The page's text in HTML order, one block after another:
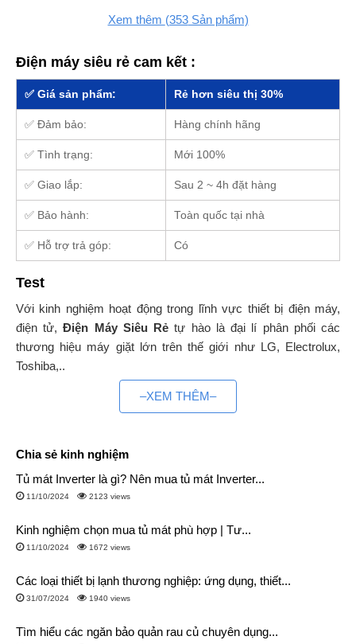
Xem thêm (353Sản phẩm)
Điện máy siêu rẻ cam kết :
✅ Giá sản phẩm: Rẻ hơn siêu thị 30%
✅ Đảm bảo: Hàng chính hãng
✅ Tình trạng: Mới 100%
✅ Giao lắp: Sau 2 ~ 4h đặt hàng
✅ Bảo hành: Toàn quốc tại nhà
✅ Hỗ trợ trả góp: Có
Test
Với kinh nghiệm hoạt động trong lĩnh vực thiết bị điện máy,
điện tử,Điện Máy Siêu Rẻ tự hào là đại lí phân phối các
thương hiệu máy giặt lớn trên thế giới như LG, Electrolux,
Toshiba,..
kho hàng trải dài từ Bắc vào Nam
− Kho hàng chúng tôi luôn có đủ mẫu mã,
đa dạng sản phẩm
vớisố lượng lớn. Không chỉ vậy, chúng tôi còn thường
khách hàng.
–XEM THÊM–
Chia sẻ kinh nghiệm
Tủ mát Inverter là gì? Nên mua tủ mát Inverter...
11/10/2024 2123 views
Kinh nghiệm chọn mua tủ mát phù hợp | Tư...
11/10/2024 1672 views
Các loại thiết bị lạnh thương nghiệp: ứng dụng, thiết...
31/07/2024 1940 views
Tìm hiểu các ngăn bảo quản rau củ chuyên dụng...